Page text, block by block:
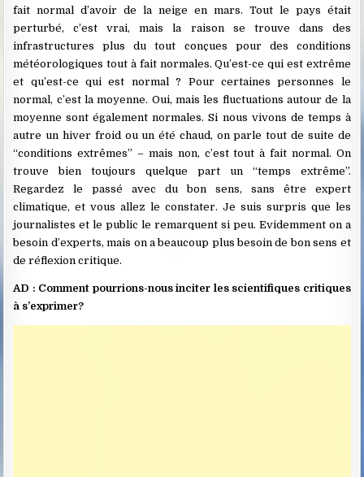
fait normal d’avoir de la neige en mars. Tout le pays était
perturbé, c’est vrai, mais la raison se trouve dans des
infrastructures plus du tout conçues pour des conditions
météorologiques tout à fait normales. Qu’est-ce qui est extrême
et qu’est-ce qui est normal ? Pour certaines personnes le
normal, c’est la moyenne. Oui, mais les fluctuations autour de la
moyenne sont également normales. Si nous vivons de temps à
autre un hiver froid ou un été chaud, on parle tout de suite de
“conditions extrêmes” – mais non, c’est tout à fait normal. On
trouve bien toujours quelque part un “temps extrême”.
Regardez le passé avec du bon sens, sans être expert
climatique, et vous allez le constater. Je suis surpris que les
journalistes et le public le remarquent si peu. Evidemment on a
besoin d’experts, mais on a beaucoup plus besoin de bon sens et
de réflexion critique.
AD : Comment pourrions-nous inciter les scientifiques critiques
à s’exprimer?